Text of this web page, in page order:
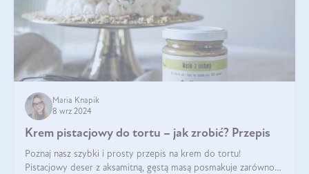
Maria Knapik
8 wrz 2024
Krem pistacjowy do tortu – jak zrobić? Przepis
Poznaj nasz szybki i prosty przepis na krem do tortu!
Pistacjowy deser z aksamitną, gęstą masą posmakuje zarówno